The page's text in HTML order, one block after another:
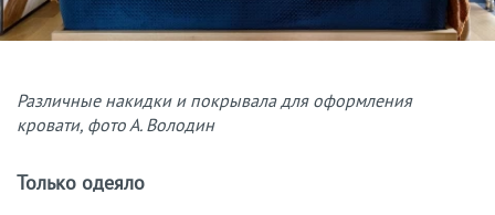
Различные накидки и покрывала для оформления
кровати, фото А. Володин
Только одеяло